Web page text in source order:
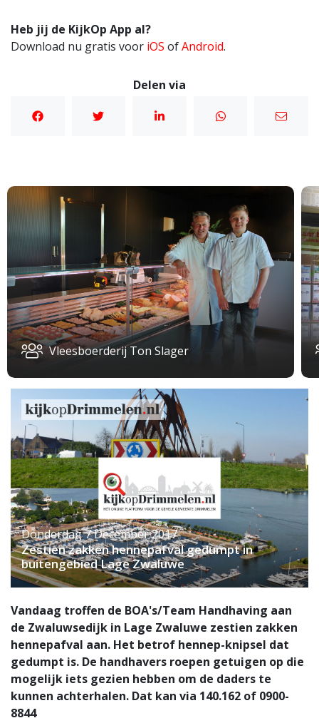
Heb jij de KijkOp App al?
Download nu gratis voor iOS ofAndroid.
Delen via
Vleesboerderij Ton Slager
Donderdag 7 December 2017
Zestien zakken hennepafval gedumpt in
buitengebied Lage Zwaluwe
Vandaag troffen de BOA's/Team Handhaving aan
de Zwaluwsedijk in Lage Zwaluwe zestien zakken
hennepafval aan. Het betrof hennep-knipsel dat
gedumpt is. De handhavers roepen getuigen op die
mogelijk iets gezien hebben om de daders te
kunnen achterhalen. Dat kan via 140.162 of 0900-
8844